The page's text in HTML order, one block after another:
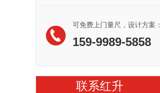
可免费上门量尺，设计方案：
159-9989-5858
联系红升